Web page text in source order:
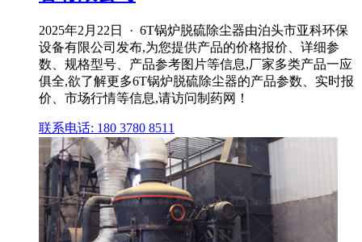
2025年2月22日 · 6T锅炉脱硫除尘器由泊头市亚科环保
设备有限公司发布,为您提供产品的价格报价、详细参
数、规格型号、产品参考图片等信息,厂家多类产品一应
俱全,欲了解更多6T锅炉脱硫除尘器的产品参数、实时报
价、市场行情等信息,请访问制药网！
联系电话: 180 3780 8511